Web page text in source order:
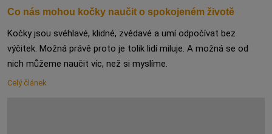
Co nás mohou kočky naučit o spokojeném životě
Kočky jsou svéhlavé, klidné, zvědavé a umí odpočívat bez
výčitek. Možná právě proto je tolik lidí miluje. A možná se od
nich můžeme naučit víc, než si myslíme.
Celý článek